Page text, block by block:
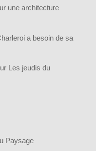
une architecture
a besoin de sa
Les jeudis du
Paysage